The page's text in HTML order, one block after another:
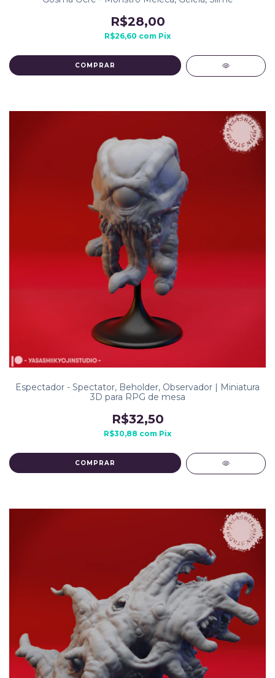
R$28,00
R$26,60 com Pix
COMPRAR
Espectador - Spectator, Beholder, Observador | Miniatura
3D para RPG de mesa
R$32,50
R$30,88 com Pix
COMPRAR